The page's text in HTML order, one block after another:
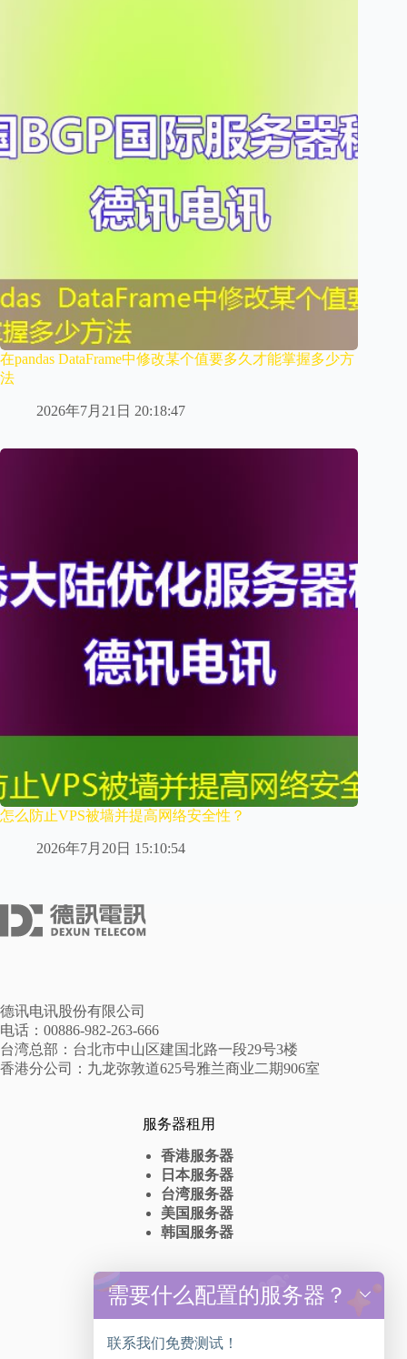
在pandas DataFrame中修改某个值要多久才能掌握多少方
法
2026年7月21日 20:18:47
怎么防止VPS被墙并提高网络安全性？
2026年7月20日 15:10:54
德讯电讯股份有限公司
电话：00886-982-263-666
台湾总部：台北市中山区建国北路一段29号3楼
香港分公司：九龙弥敦道625号雅兰商业二期906室
服务器租用
香港服务器
日本服务器
台湾服务器
美国服务器
韩国服务器
高防服务器
香港高防服务器出租
台湾高防服务器租赁
t
需要什么配置的服务器？
联系我们免费测试！